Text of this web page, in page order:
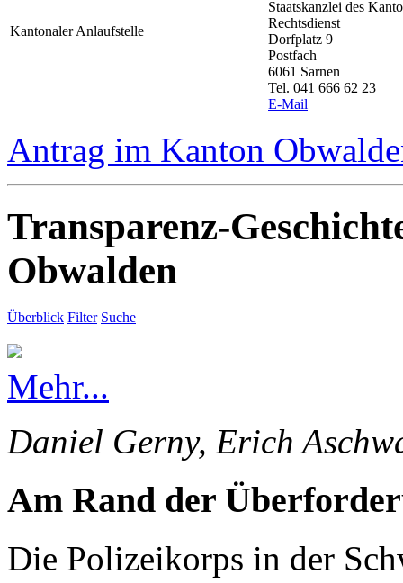
Kantonaler Anlaufstelle
Staatskanzlei des
Rechtsdienst
Dorfplatz 9
Postfach
6061 Sarnen
Tel. 041 666 62 23
E-Mail
Antrag im Kanton
Transparenz-
Obwalden
Überblick Filter Suche
Mehr...
Daniel Gerny, Erich
Am Rand der
Die Polizeikorps in der